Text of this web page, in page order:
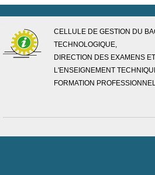
CELLULE DE GESTION DU
TECHNOLOGIQUE,
DIRECTION DES EXAMENS
L'ENSEIGNEMENT
FORMATION